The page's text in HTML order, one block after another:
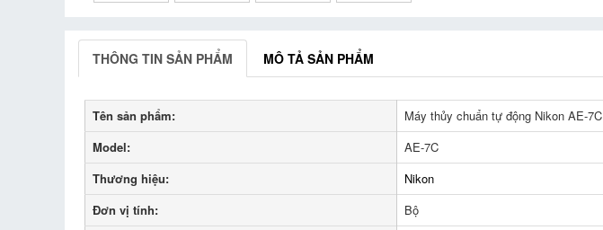
THÔNG TIN SẢN PHẨM MÔ TẢ SẢN PHẨM
Tên sản phẩm:
Máy thủy chuẩn tự động Nikon AE-7C
Model:
AE-7C
Thương hiệu:
Nikon
Đơn vị tính:
Bộ